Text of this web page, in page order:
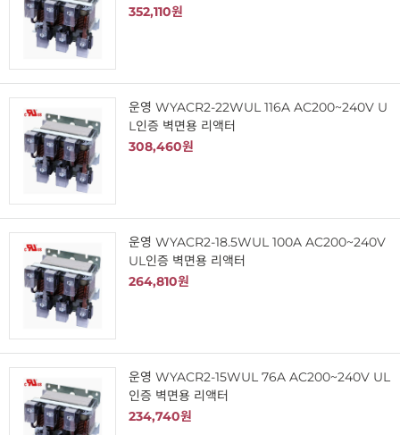
352,110원
운영 WYACR2-22WUL 116A AC200~240V U
L인증 벽면용 리액터
308,460원
운영 WYACR2-18.5WUL 100A AC200~240V
UL인증 벽면용 리액터
264,810원
운영 WYACR2-15WUL 76A AC200~240V UL
인증 벽면용 리액터
234,740원